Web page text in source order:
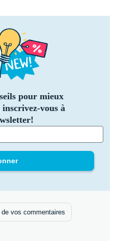
pour mieux
vous à
vos commentaires